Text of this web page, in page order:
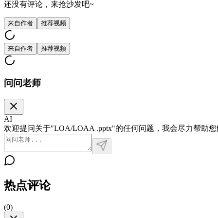
还没有评论，来抢沙发吧~
来自作者 推荐视频
来自作者 推荐视频
问问老师
AI
欢迎提问关于"LOA/LOAA .pptx"的任何问题，我会尽力帮助
热点评论
(0)